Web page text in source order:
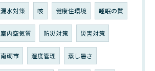
漏水対策 咳 健康住環境 睡眠の質
室内空気質 防災対策 災害対策
南砺市 湿度管理 蒸し暑さ